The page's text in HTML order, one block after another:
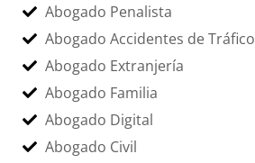
Abogado Penalista
Abogado Accidentes de Tráfico
Abogado Extranjería
Abogado Familia
Abogado Digital
Abogado Civil